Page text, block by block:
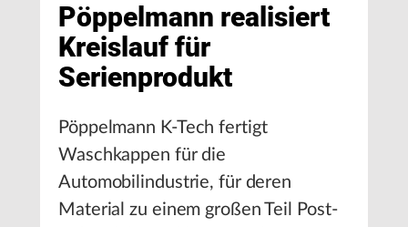
Pöppelmann realisiert
Kreislauf für
Serienprodukt
Pöppelmann K-Tech fertigt
Waschkappen für die
Automobilindustrie, für deren
Material zu einem großen Teil Post-